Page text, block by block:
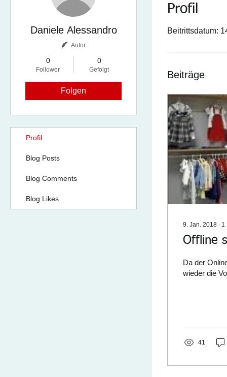
Profil
Beitrittsdatum:
Beiträge
9. Jan. 2018 ∙ 1
Offline
Da der
wieder die
41
Daniele Alessandro
Autor
0
Follower
0
Gefolgt
Folgen
Profil
Blog Posts
Blog Comments
Blog Likes